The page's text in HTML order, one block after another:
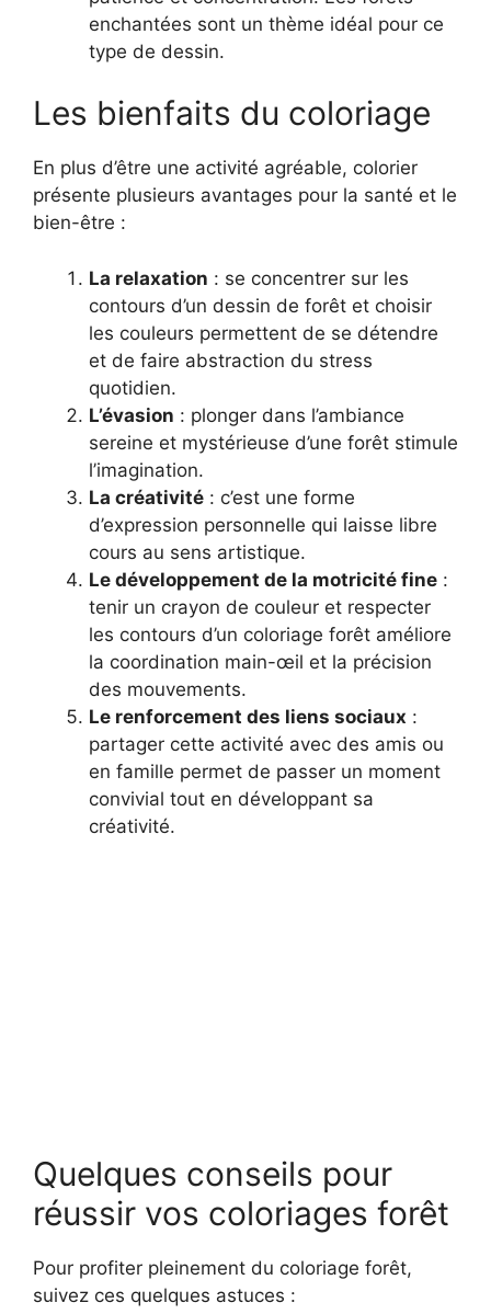
enchantées sont un thème idéal pour ce
type de dessin.
Les bienfaits du coloriage
En plus d’être une activité agréable, colorier
présente plusieurs avantages pour la santé et le
bien-être :
La relaxation : se concentrer sur les
contours d’un dessin de forêt et choisir
les couleurs permettent de se détendre
et de faire abstraction du stress
quotidien.
L’évasion : plonger dans l’ambiance
sereine et mystérieuse d’une forêt stimule
l’imagination.
La créativité : c’est une forme
d’expression personnelle qui laisse libre
cours au sens artistique.
Le développement de la motricité fine :
tenir un crayon de couleur et respecter
les contours d’un coloriage forêt améliore
la coordination main-œil et la précision
des mouvements.
Le renforcement des liens sociaux :
partager cette activité avec des amis ou
en famille permet de passer un moment
convivial tout en développant sa
créativité.
Quelques conseils pour
réussir vos coloriages forêt
Pour profiter pleinement du coloriage forêt,
suivez ces quelques astuces :